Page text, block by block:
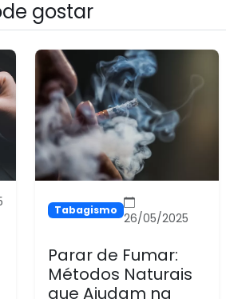
gostar
Tabagismo
26/05/2025
Parar de Fumar:
Métodos Naturais
que Ajudam na